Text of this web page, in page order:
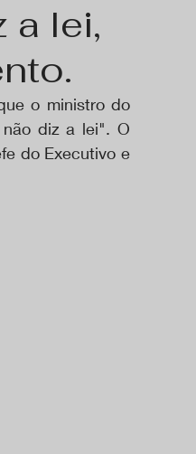
a lei,
o ministro do
não diz a lei". O
do Executivo e